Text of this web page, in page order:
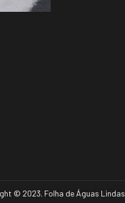
© 2023. Folha de Águas Lindas